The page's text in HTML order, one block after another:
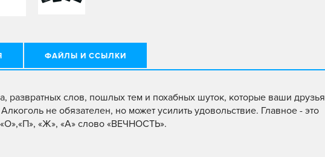
ФАЙЛЫ И ССЫЛКИ
развратных слов, пошлых тем и похабных шуток, которые ваши друзья
не обязателен, но может усилить удовольствие. Главное - это
«О»,«П», «Ж», «А» слово «ВЕЧНОСТЬ».